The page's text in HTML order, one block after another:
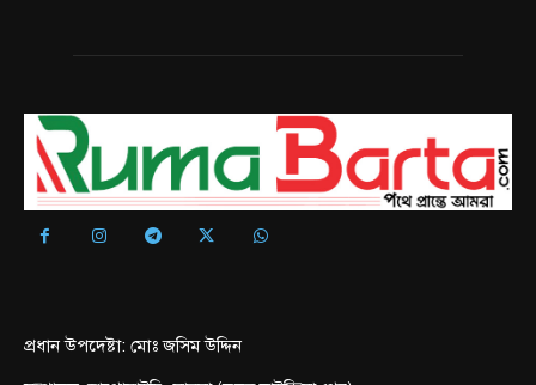
প্রধান উপদেষ্টা: মোঃ জসিম উদ্দিন